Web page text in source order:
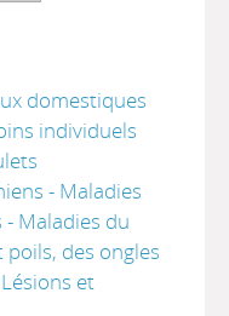
domestiques
individuels
- Maladies
Maladies du
des ongles
et